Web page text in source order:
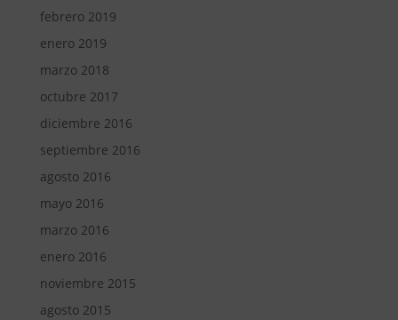
febrero 2019
enero 2019
marzo 2018
octubre 2017
diciembre 2016
septiembre 2016
agosto 2016
mayo 2016
marzo 2016
enero 2016
noviembre 2015
agosto 2015